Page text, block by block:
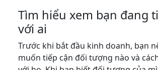
Tìm hiểu xem bạn đang
với ai
Trước khi bắt đầu kinh doanh, bạn
muốn tiếp cận đối tượng nào và